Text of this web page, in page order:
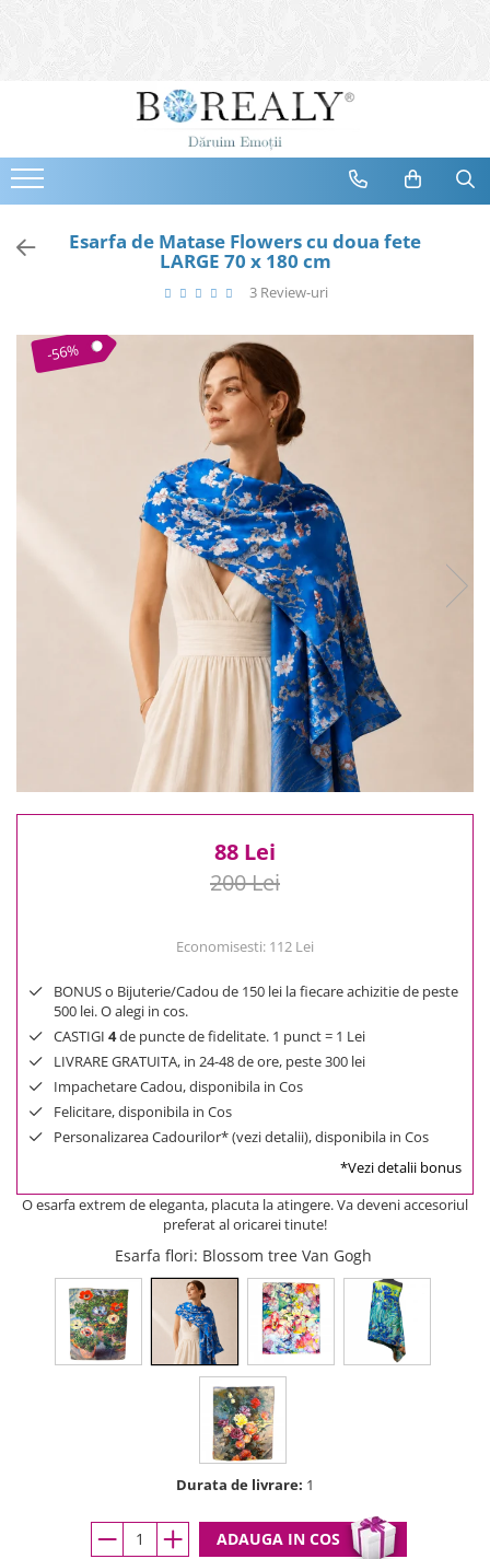
Bijuterii
Cercei
Bratari
Coliere
Destinatari
Cele mai vandute
Cele mai votate
100 Lei - 200 Lei
500 Lei - 1000 Lei
1000 Lei +
Esarfa de Matase Flowers cu doua fete
LARGE 70 x 180 cm
3 Review-uri
-56%
88 Lei
200 Lei
Economisesti: 112 Lei
BONUS o Bijuterie/Cadou de 150 lei la fiecare achizitie de peste
500 lei. O alegi in cos.
CASTIGI 4de puncte de fidelitate. 1 punct = 1 Lei
LIVRARE GRATUITA, in 24-48 de ore, peste 300 lei
Impachetare Cadou, disponibila in Cos
Felicitare, disponibila in Cos
Personalizarea Cadourilor* (vezi detalii), disponibila in Cos
*Vezi detalii bonus
O esarfa extrem de eleganta, placuta la atingere. Va deveni accesoriul
preferat al oricarei tinute!
Esarfa flori: Blossom tree Van Gogh
Durata de livrare: 1
ADAUGA IN COS